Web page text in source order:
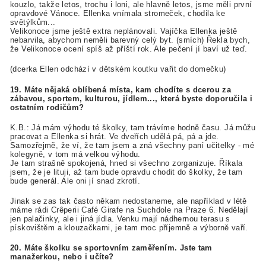
kouzlo, takže letos, trochu i loni, ale hlavně letos, jsme měli první
opravdové Vánoce. Ellenka vnímala stromeček, chodila ke
světýlkům...
Velikonoce jsme ještě extra neplánovali. Vajíčka Ellenka ještě
nebarvila, abychom neměli barevný celý byt. (smích) Řekla bych,
že Velikonoce ocení spíš až příští rok. Ale pečení jí baví už teď.
(dcerka Ellen odchází v dětském koutku vařit do domečku)
19. Máte nějaká oblíbená místa, kam chodíte s dcerou za
zábavou, sportem, kulturou, jídlem..., která byste doporučila i
ostatním rodičům?
K.B.: Já mám výhodu té školky, tam trávíme hodně času. Já můžu
pracovat a Ellenka si hrát. Ve dveřích udělá pá, pá a jde.
Samozřejmě, že ví, že tam jsem a zná všechny paní učitelky - mé
kolegyně, v tom má velkou výhodu.
Je tam strašně spokojená, hned si všechno zorganizuje. Říkala
jsem, že je lituji, až tam bude opravdu chodit do školky, že tam
bude generál. Ale oni jí snad zkrotí.
Jinak se zas tak často někam nedostaneme, ale například v létě
máme rádi Crêperii Café Girafe na Suchdole na Praze 6. Nedělají
jen palačinky, ale i jiná jídla. Venku mají nádhernou terasu s
pískovištěm a klouzačkami, je tam moc příjemně a výborně vaří.
20. Máte školku se sportovním zaměřením. Jste tam
manažerkou, nebo i učíte?